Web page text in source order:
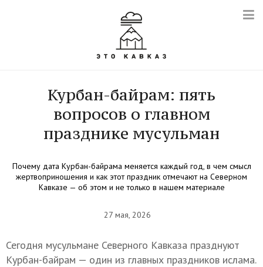
Курбан-байрам: пять
вопросов о главном
празднике мусульман
Почему дата Курбан-байрама меняется каждый год, в чем смысл
жертвоприношения и как этот праздник отмечают на Северном
Кавказе — об этом и не только в нашем материале
27 мая, 2026
Сегодня мусульмане Северного Кавказа празднуют
Курбан-байрам — один из главных праздников ислама.